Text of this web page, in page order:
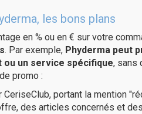
les bons plans
en % ou en € sur votre
. Par exemple, Phyderma peut
un service spécifique, sans
promo :
portant la mention
des articles concernés et